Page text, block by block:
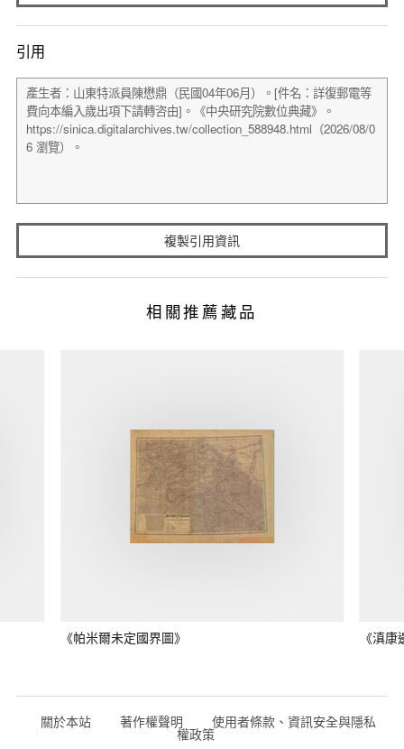
引用
複製引用資訊
相關推薦藏品
《帕米爾未定國界圖》 《滇
關於本站 著作權聲明 使用者條款、資訊安全與隱私
權政策